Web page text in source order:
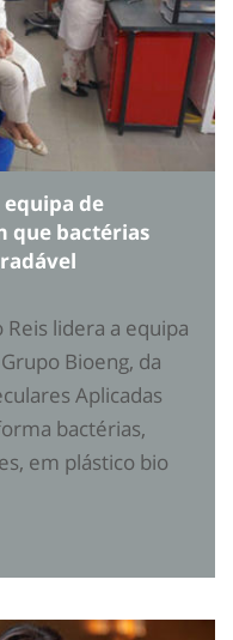
equipa de
que bactérias
lidera a equipa
Bioeng, da
Aplicadas
bactérias,
em plástico bio